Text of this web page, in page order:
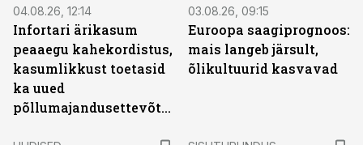
04.08.26, 12:14
Infortari ärikasum
peaaegu kahekordistus,
kasumlikkust toetasid
ka uued
põllumajandusettevõtted
03.08.26, 09:15
Euroopa saagiprognoos:
mais langeb järsult,
õlikultuurid kasvavad